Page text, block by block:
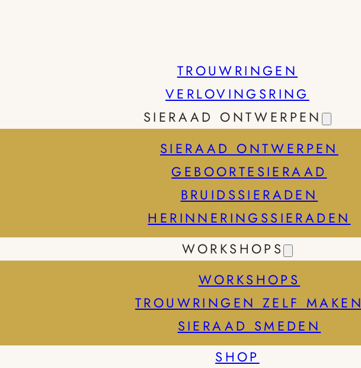
TROUWRINGEN
VERLOVINGSRING
SIERAAD ONTWERPEN
SIERAAD ONTWERPEN
GEBOORTESIERAAD
BRUIDSSIERADEN
HERINNERINGSSIERADEN
WORKSHOPS
WORKSHOPS
TROUWRINGEN ZELF MAKEN
SIERAAD SMEDEN
SHOP